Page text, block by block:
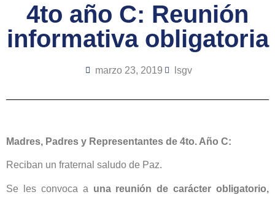
4to año C: Reunión
informativa obligatoria
marzo 23, 2019 lsgv
Madres, Padres y Representantes de 4to. Año C:
Reciban un fraternal saludo de Paz.
Se les convoca a una reunión de carácter obligatorio,